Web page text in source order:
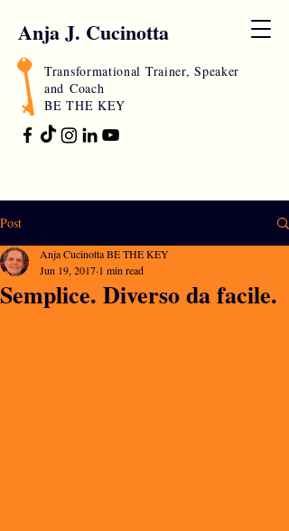
Anja J. Cucinotta
Transformational Trainer, Speaker
and Coach
BE THE KEY
Post
Semplice. Diverso da facile.
Anja Cucinotta BE THE KEY
Jun 19, 2017 1 min read